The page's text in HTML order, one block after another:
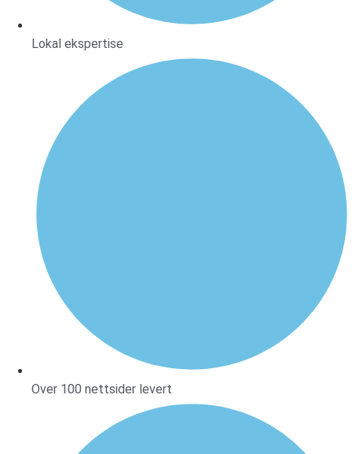
Lokal ekspertise
Over 100 nettsider levert